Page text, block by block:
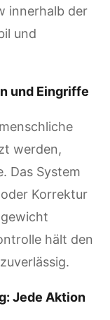
innerhalb der
und
und Eingriffe
werden,
Das System
Korrektur
hält den
Jede Aktion